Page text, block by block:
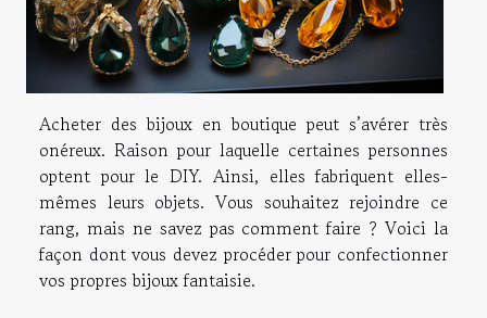
Acheter des bijoux en boutique peut s’avérer très
onéreux. Raison pour laquelle certaines personnes
optent pour le DIY. Ainsi, elles fabriquent elles-
mêmes leurs objets. Vous souhaitez rejoindre ce
rang, mais ne savez pas comment faire ? Voici la
façon dont vous devez procéder pour confectionner
vos propres bijoux fantaisie.